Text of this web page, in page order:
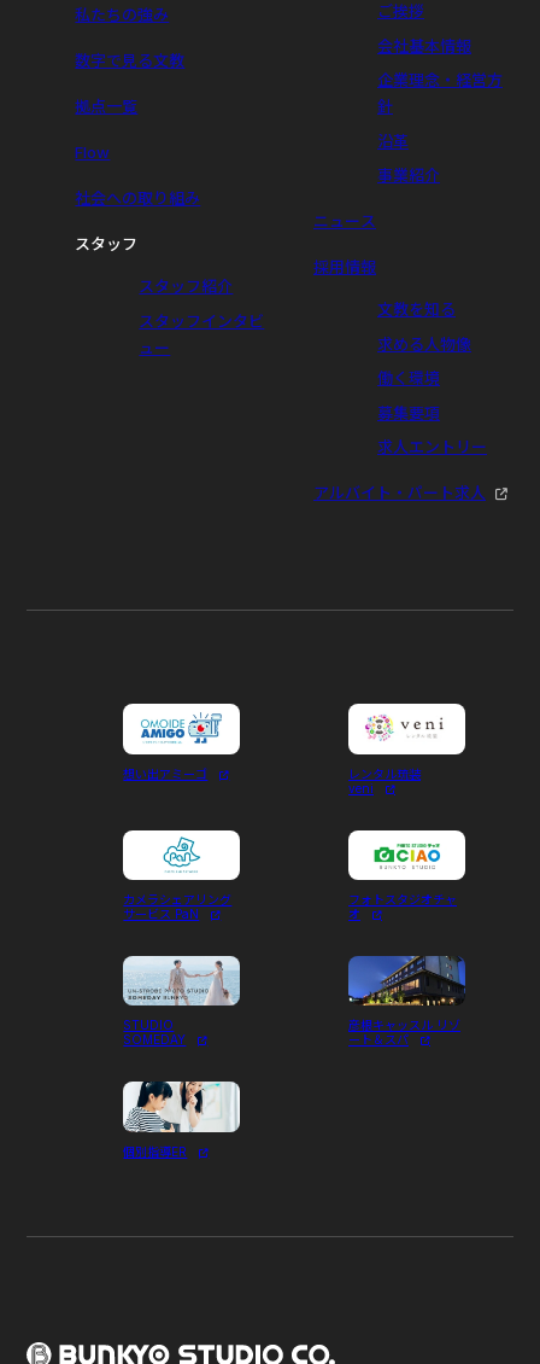
私たちの強み
数字で見る文教
拠点一覧
Flow
社会への取り組み
スタッフ
スタッフ紹介
スタッフインタビ
ュー
ご挨拶
会社基本情報
企業理念・経営方
針
沿革
事業紹介
ニュース
採用情報
文教を知る
求める人物像
働く環境
募集要項
求人エントリー
アルバイト・パート求人
想い出アミーゴ
レンタル琉装
veni
カメラシェアリング
サービス PaN
フォトスタジオチャ
オ
STUDIO
SOMEDAY
彦根キャッスル リゾ
ート＆スパ
個別指導ER